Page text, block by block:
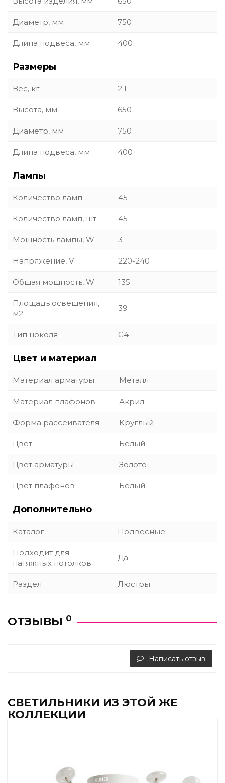
Диаметр, мм 750
Длина подвеса, мм 400
Размеры
Вес, кг 2.1
Высота, мм 650
Диаметр, мм 750
Длина подвеса, мм 400
Лампы
Количество ламп 45
Количество ламп, шт. 45
Мощность лампы, W 3
Напряжение, V 220-240
Общая мощность, W 135
Площадь освещения,
м2
39
Тип цоколя G4
Цвет и материал
Материал арматуры Металл
Материал плафонов Акрил
Форма рассеивателя Круглый
Цвет Белый
Цвет арматуры Золото
Цвет плафонов Белый
Дополнительно
Каталог Подвесные
Подходит для
натяжных потолков
Да
Раздел Люстры
ОТЗЫВЫ 0
Написать отзыв
СВЕТИЛЬНИКИ ИЗ ЭТОЙ ЖЕ
КОЛЛЕКЦИИ